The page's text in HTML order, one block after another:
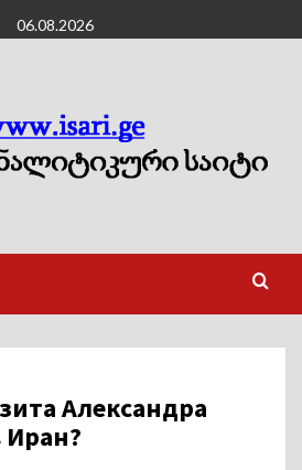
06.08.2026
Александра